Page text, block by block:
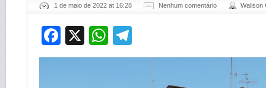
1 de maio de 2022 at 16:28 Nenhum comentário Walison
Facebook
X WhatsApp